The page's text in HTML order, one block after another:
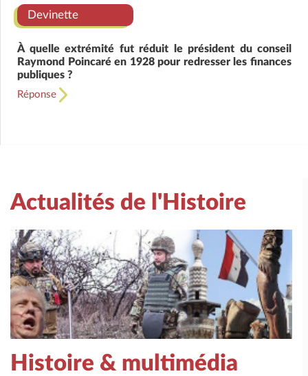
Devinette
À quelle extrémité fut réduit le président du conseil
Raymond Poincaré en 1928 pour redresser les finances
publiques ?
Réponse
Actualités de l'Histoire
Histoire & multimédia